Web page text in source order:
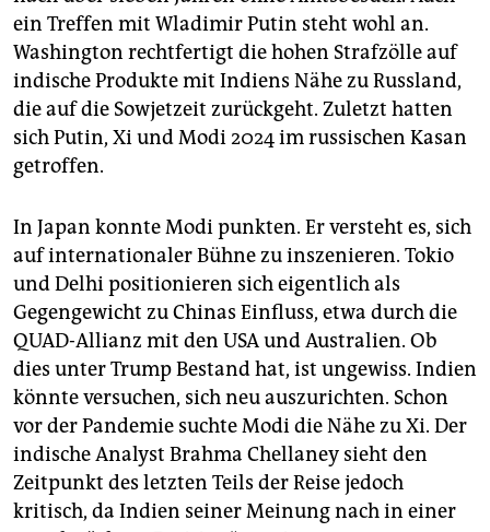
ein Treffen mit Wladimir Putin steht wohl an.
Washington rechtfertigt die hohen Strafzölle auf
indische Produkte mit Indiens Nähe zu Russland,
die auf die Sowjetzeit zurückgeht. Zuletzt hatten
sich Putin, Xi und Modi 2024 im russischen Kasan
getroffen.
In Japan konnte Modi punkten. Er versteht es, sich
auf internationaler Bühne zu inszenieren. Tokio
und Delhi positionieren sich eigentlich als
Gegengewicht zu Chinas Einfluss, etwa durch die
QUAD-Allianz mit den USA und Australien. Ob
dies unter Trump Bestand hat, ist ungewiss. Indien
könnte versuchen, sich neu auszurichten. Schon
vor der Pandemie suchte Modi die Nähe zu Xi. Der
indische Analyst Brahma Chellaney sieht den
Zeitpunkt des letzten Teils der Reise jedoch
kritisch, da Indien seiner Meinung nach in einer